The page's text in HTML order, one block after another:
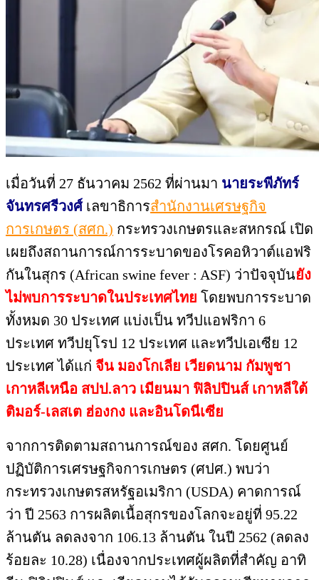
เมื่อวันที่ 27 ธันวาคม 2562 ที่ผ่านมา นายระพีภัทร์
จันทรศรีวงศ์เลขาธิการสำนักงานเศรษฐกิจ
การเกษตร (สศก.) กระทรวงเกษตรและสหกรณ์ เปิด
เผยถึงสถานการณ์การระบาดของโรคอหิวาต์แอฟริ
กันในสุกร (African swine fever : ASF) ว่าปัจจุบันยัง
ไม่พบการระบาดในประเทศไทย โดยพบการระบาด
ทั้งหมด 30 ประเทศ แบ่งเป็น ทวีปแอฟริกา 6
ประเทศ ทวีปยุโรป 12 ประเทศ และทวีปเอเซีย 12
ประเทศ ได้แก่ จีน มองโกเลีย เวียดนาม กัมพูชา
เกาหลีเหนือ สปป.ลาว เมียนมา ฟิลิปปินส์ เกาหลีใต้
ติมอร์-เลสเต ฮ่องกง และอินโดนีเซีย
จากการติดตามสถานการณ์ของ สศก. โดยศูนย์
ปฏิบัติการเศรษฐกิจการเกษตร (ศปศ.) พบว่า
กระทรวงเกษตรสหรัฐอเมริกา (USDA) คาดการณ์
ว่า ปี 2563 การผลิตเนื้อสุกรของโลกจะอยู่ที่ 95.22
ล้านตัน ลดลงจาก 106.13 ล้านตัน ในปี 2562 (ลดลง
ร้อยละ 10.28) เนื่องจากประเทศผู้ผลิตที่สำคัญ อาทิ